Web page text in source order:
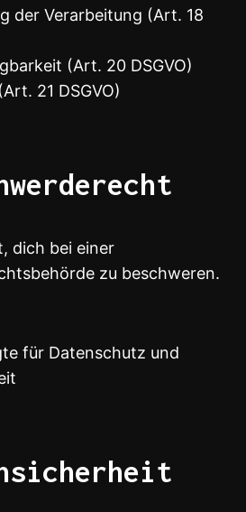
der Verarbeitung (Art. 18
(Art. 20 DSGVO)
21 DSGVO)
dich bei einer
zu beschweren.
für Datenschutz und